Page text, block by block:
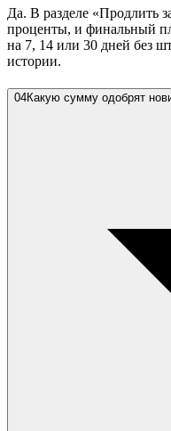
Да. В разделе «Продлить
проценты, и финальный
на 7, 14 или 30 дней без
истории.
04Какую сумму одобрят